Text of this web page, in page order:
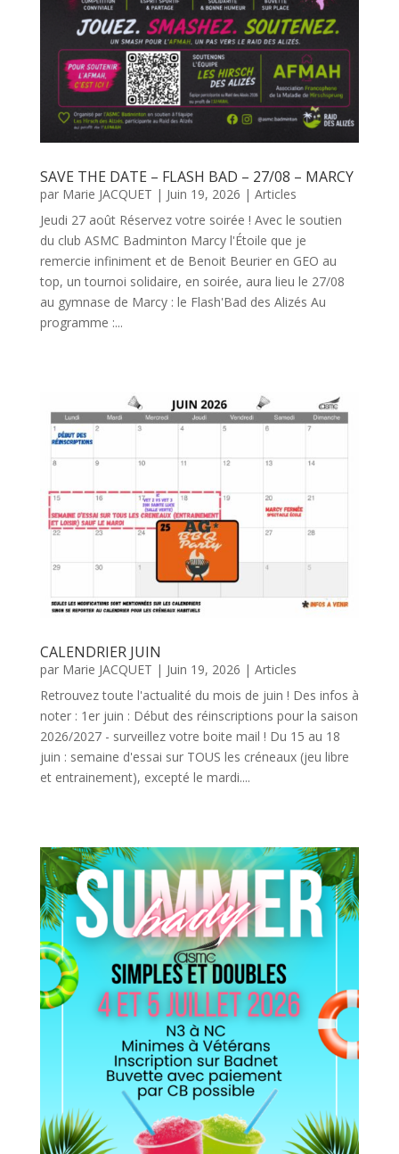
SAVE THE DATE – FLASH BAD – 27/08 – MARCY
par Marie JACQUET | Juin 19, 2026 | Articles
Jeudi 27 août Réservez votre soirée ! Avec le soutien
du club ASMC Badminton Marcy l'Étoile que je
remercie infiniment et de Benoit Beurier en GEO au
top, un tournoi solidaire, en soirée, aura lieu le 27/08
au gymnase de Marcy : le Flash'Bad des Alizés Au
programme :...
CALENDRIER JUIN
par Marie JACQUET | Juin 19, 2026 | Articles
Retrouvez toute l'actualité du mois de juin ! Des infos à
noter : 1er juin : Début des réinscriptions pour la saison
2026/2027 - surveillez votre boite mail ! Du 15 au 18
juin : semaine d'essai sur TOUS les créneaux (jeu libre
et entrainement), excepté le mardi....